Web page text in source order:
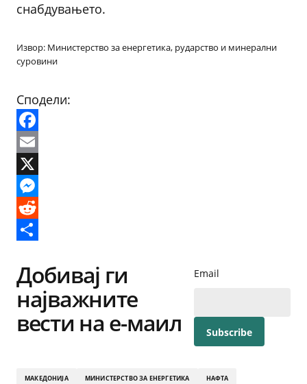
снабдувањето.
Извор: Министерство за енергетика, рударство и минерални
суровини
Сподели:
Facebook
Email
X
Messenger
Reddit
Добивај ги
најважните
вести на е-маил
Email
МАКЕДОНИЈА МИНИСТЕРСТВО ЗА ЕНЕРГЕТИКА НАФТА